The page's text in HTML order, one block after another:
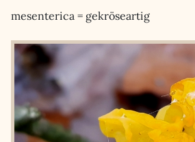
mesenterica = gekröseartig